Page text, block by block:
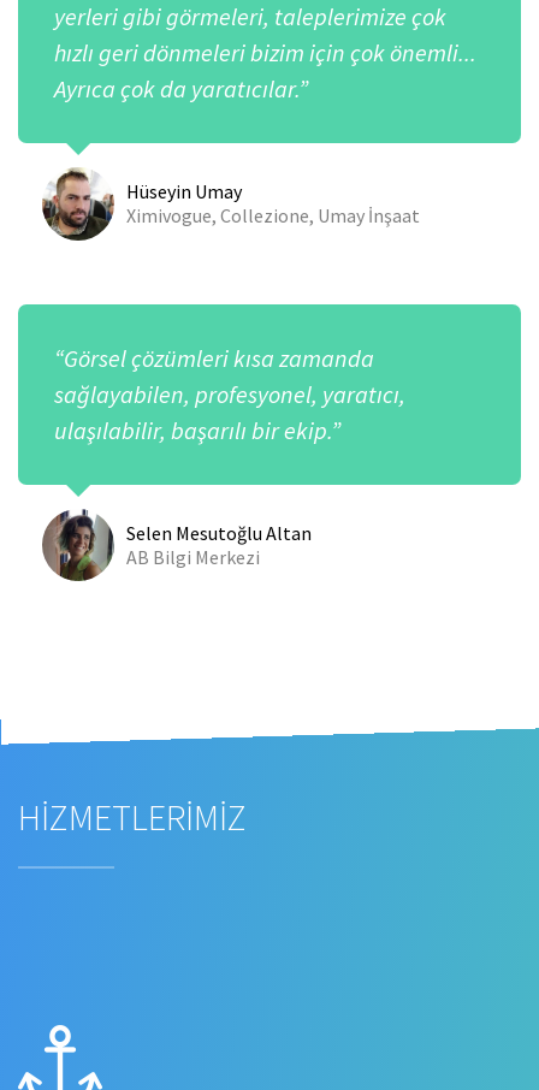
yerleri gibi görmeleri, taleplerimize çok
hızlı geri dönmeleri bizim için çok önemli...
Ayrıca çok da yaratıcılar.”
Hüseyin Umay
Ximivogue, Collezione, Umay İnşaat
“Görsel çözümleri kısa zamanda
sağlayabilen, profesyonel, yaratıcı,
ulaşılabilir, başarılı bir ekip.”
Selen Mesutoğlu Altan
AB Bilgi Merkezi
HİZMETLERİMİZ